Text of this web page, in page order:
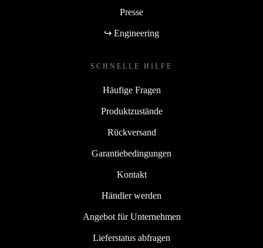
Presse
↪ Engineering
SCHNELLE HILFE
Häufige Fragen
Produktzustände
Rückversand
Garantiebedingungen
Kontakt
Händler werden
Angebot für Unternehmen
Lieferstatus abfragen